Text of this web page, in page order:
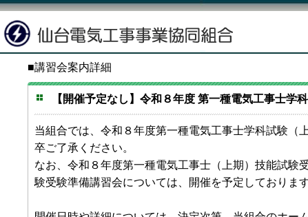
■講習会案内詳細
【開催予定なし】令和８年度 第一種電気工事士学
当組合では、令和８年度第一種電気工事士学科試験（
卒ご了承ください。
なお、令和８年度第一種電気工事士（上期）技能試験
験受験準備講習会については、開催を予定しております